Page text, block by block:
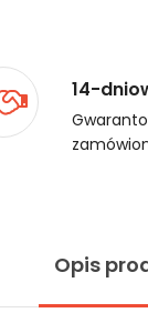
14-
Opis